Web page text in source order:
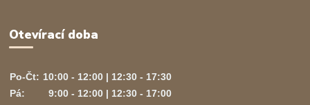
Otevírací doba
Po-Čt: 10:00 - 12:00 | 12:30 - 17:30
Pá:
9:00 - 12:00 | 12:30 - 17:00